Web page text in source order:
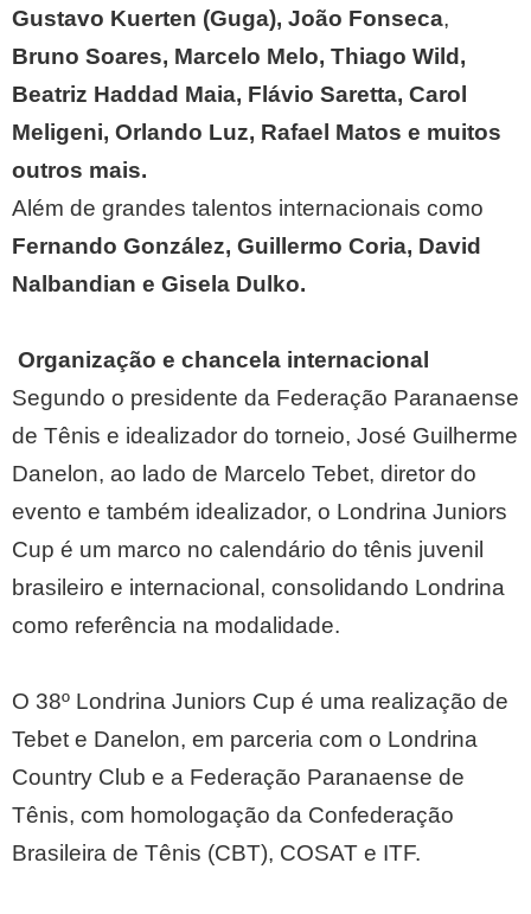
Gustavo Kuerten (Guga), João Fonseca,
Bruno Soares, Marcelo Melo, Thiago Wild,
Beatriz Haddad Maia, Flávio Saretta, Carol
Meligeni, Orlando Luz, Rafael Matos e muitos
outros mais.
Além de grandes talentos internacionais como
Fernando González, Guillermo Coria, David
Nalbandian e Gisela Dulko.
Organização e chancela internacional
Segundo o presidente da Federação Paranaense
de Tênis e idealizador do torneio, José Guilherme
Danelon, ao lado de Marcelo Tebet, diretor do
evento e também idealizador, o Londrina Juniors
Cup é um marco no calendário do tênis juvenil
brasileiro e internacional, consolidando Londrina
como referência na modalidade.
O 38º Londrina Juniors Cup é uma realização de
Tebet e Danelon, em parceria com o Londrina
Country Club e a Federação Paranaense de
Tênis, com homologação da Confederação
Brasileira de Tênis (CBT), COSAT e ITF.